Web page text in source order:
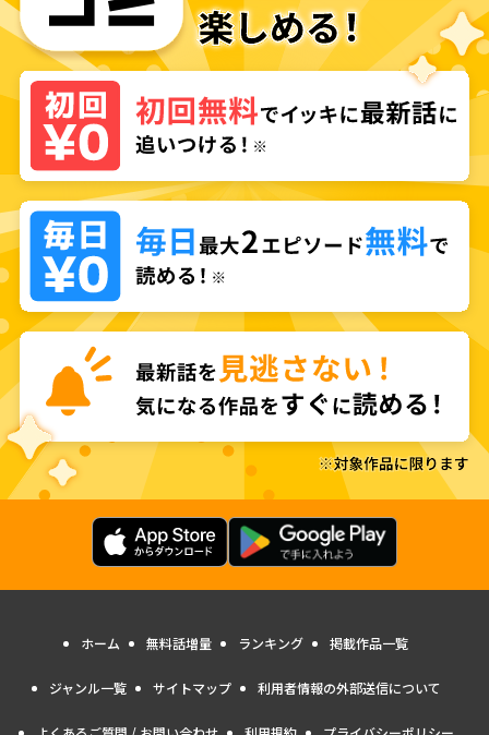
ホーム 無料話増量 ランキング 掲載作品一覧
ジャンル一覧 サイトマップ 利用者情報の外部送信について